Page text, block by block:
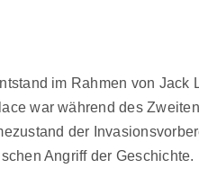
im Rahmen von Jack
war während des
der
Angriff der Geschichte.